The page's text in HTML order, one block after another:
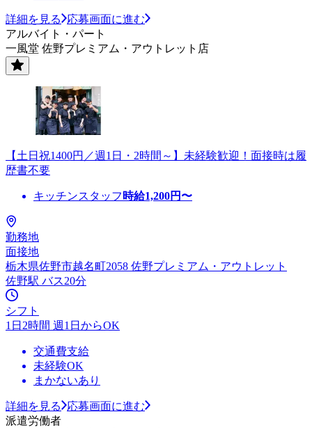
詳細を見る
応募画面に進む
アルバイト・パート
一風堂 佐野プレミアム・アウトレット店
【土日祝1400円／週1日・2時間～】未経験歓迎！面接時は履
歴書不要
キッチンスタッフ 時給1,200円〜
勤務地
面接地
栃木県佐野市越名町2058 佐野プレミアム・アウトレット
佐野駅 バス20分
シフト
1日2時間 週1日からOK
交通費支給
未経験OK
まかないあり
詳細を見る
応募画面に進む
派遣労働者